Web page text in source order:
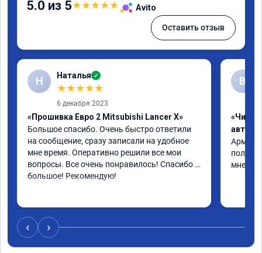
5.0 из 5★★★★★ Avito
Оставить отзыв
Н Наталья ✓
★★★★★
6 декабря 2023
«Прошивка Евро 2 Mitsubishi Lancer X»
Большое спасибо. Очень быстро ответили
на сообщение, сразу записали на удобное
мне время. Оперативно решили все мои
вопросы. Все очень понравилось! Спасибо
большое! Рекомендую!
В
«Чип
Арман
полет
мне
‹ ›